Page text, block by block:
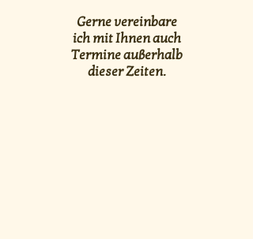
Gerne vereinbare
ich mit Ihnen auch
Termine außerhalb
dieser Zeiten.